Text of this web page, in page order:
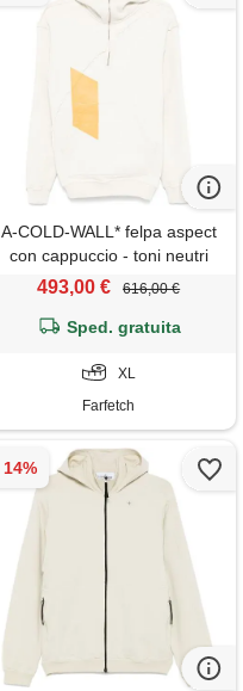
A-COLD-WALL* felpa aspect
con cappuccio - toni neutri
493,00 € 616,00 €
Sped. gratuita
XL
Farfetch